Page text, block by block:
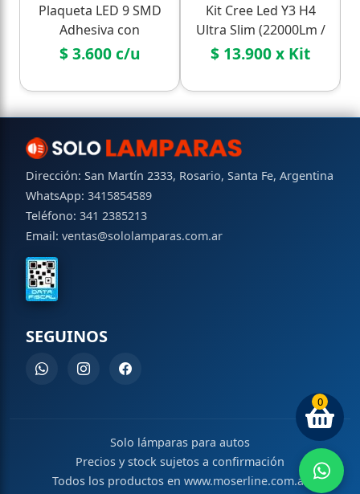
Plaqueta LED 9 SMD
Adhesiva con
Adaptadores
$ 3.600 c/u
Kit Cree Led Y3 H4
Ultra Slim (22000Lm /
36W) - Sin Cooler,
$ 13.900 x Kit
Dirección: San Martín 2333, Rosario, Santa Fe, Argentina
WhatsApp: 3415854589
Teléfono: 341 2385213
Email: ventas@sololamparas.com.ar
SEGUINOS
Solo lámparas para autos
Precios y stock sujetos a confirmación
Todos los productos en www.moserline.com.ar
0